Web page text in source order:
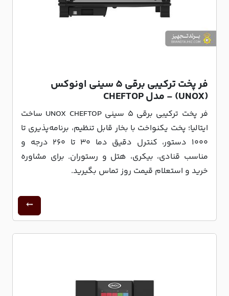
فر پخت ترکیبی برقی 5 سینی اونوکس
(UNOX) - مدل CHEFTOP
فر پخت ترکیبی برقی ۵ سینی UNOX CHEFTOP ساخت
ایتالیا؛ پخت یکنواخت با بخار قابل تنظیم، برنامه‌پذیری تا
۱۰۰۰ دستور، کنترل دقیق دما ۳۰ تا ۲۶۰ درجه و
مناسب قنادی، بیکری، هتل و رستوران. برای مشاوره
خرید و استعلام قیمت روز تماس بگیرید.